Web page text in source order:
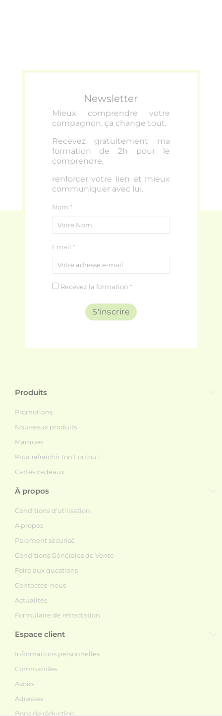
Newsletter
Mieux comprendre votre
compagnon, ça change tout.
Recevez gratuitement ma
formation de 2h pour le
comprendre,
renforcer votre lien et mieux
communiquer avec lui.
Nom *
Email *
Recevez la formation *
S'inscrire
Produits
Promotions
Nouveaux produits
Marques
Pour rafraichir ton Loulou !
Cartes cadeaux
À propos
Conditions d'utilisation
A propos
Paiement sécurisé
Conditions Générales de Vente
Foire aux questions
Contactez-nous
Actualités
Formulaire de rétractation
Espace client
Informations personnelles
Commandes
Avoirs
Adresses
Bons de réduction